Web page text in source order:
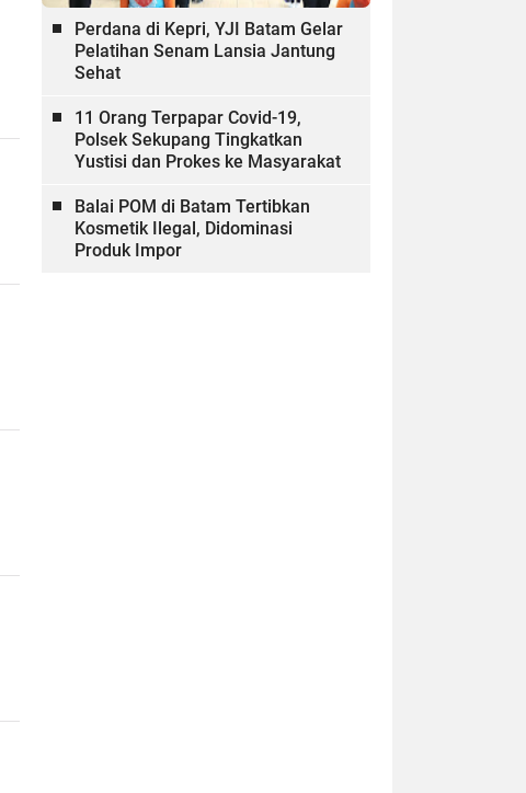
Perdana di Kepri, YJI Batam Gelar
Pelatihan Senam Lansia Jantung
Sehat
11 Orang Terpapar Covid-19,
Polsek Sekupang Tingkatkan
Yustisi dan Prokes ke Masyarakat
Balai POM di Batam Tertibkan
Kosmetik Ilegal, Didominasi
Produk Impor